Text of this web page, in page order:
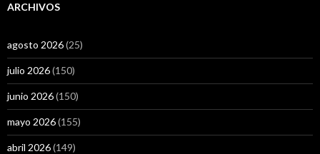
ARCHIVOS
agosto 2026(25)
julio 2026(150)
junio 2026(150)
mayo 2026(155)
abril 2026(149)